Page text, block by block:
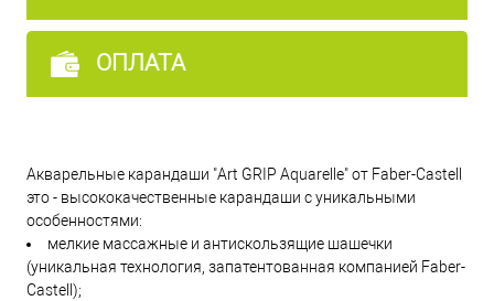
156 - кобальтовая зелень
155 - тёмный бирюзовый
ОПЛАТА
Акварельные карандаши "Art GRIP Aquarelle" от Faber-Castell
это - высококачественные карандаши с уникальными
особенностями:
мелкие массажные и антискользящие шашечки
(уникальная технология, запатентованная компанией Faber-
Castell);